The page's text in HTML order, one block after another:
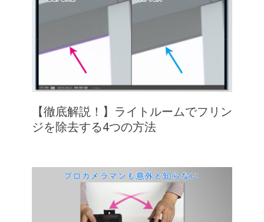
【徹底解説！】ライトルームでフリン
ジを除去する4つの方法